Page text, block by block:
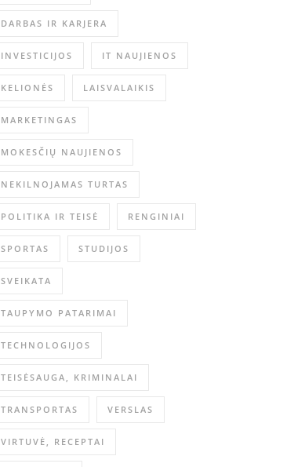
DARBAS IR KARJERA
INVESTICIJOS IT NAUJIENOS
KELIONĖS LAISVALAIKIS
MARKETINGAS
MOKESČIŲ NAUJIENOS
NEKILNOJAMAS TURTAS
POLITIKA IR TEISĖ RENGINIAI
SPORTAS STUDIJOS
SVEIKATA
TAUPYMO PATARIMAI
TECHNOLOGIJOS
TEISĖSAUGA, KRIMINALAI
TRANSPORTAS VERSLAS
VIRTUVĖ, RECEPTAI